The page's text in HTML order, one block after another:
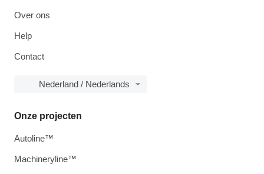
Over ons
Help
Contact
Nederland / Nederlands
Onze projecten
Autoline™
Machineryline™